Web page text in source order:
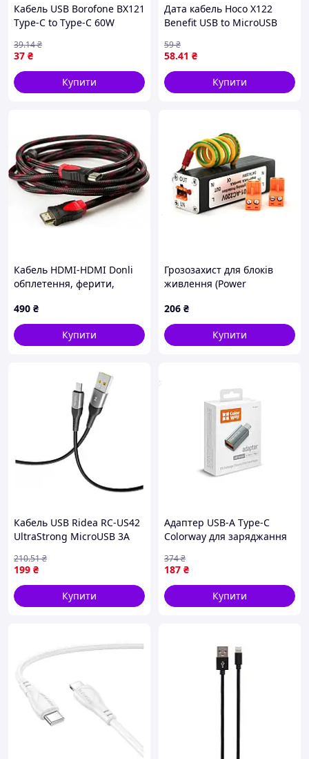
Кабель USB Borofone BX121
Type-C to Type-C 60W
37 ₴
39.14₴
Купити
Дата кабель Hoco X122
Benefit USB to MicroUSB
58.41 ₴
59₴
Купити
Кабель HDMI-HDMI Donli
обплетення, ферити,
(4866lmn/yop)
490 ₴
Купити
Грозозахист для блоків
живлення (Power
206 ₴
Купити
Кабель USB Ridea RC-US42
UltraStrong MicroUSB 3A
199 ₴
210.51₴
Купити
Адаптер USB-A Type-C
Colorway для заряджання
мобільних пристроїв із
підтримкою 3A
187 ₴
374₴
Купити